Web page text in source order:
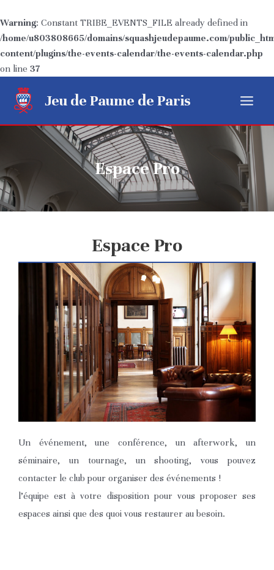
Warning: Constant TRIBE_EVENTS_FILE already defined in
/home/u803808665/domains/squashjeudepaume.com/
content/plugins/the-events-calendar/the-events-calendar.php
on line 37
contenu
Jeu de Paume de Paris
Menu
Espace Pro
Espace Pro
Un événement, une conférence, un afterwork, un
séminaire, un tournage, un shooting, vous pouvez
contacter le club pour organiser des événements !
l’équipe est à votre disposition pour vous proposer ses
espaces ainsi que des quoi vous restaurer au besoin.